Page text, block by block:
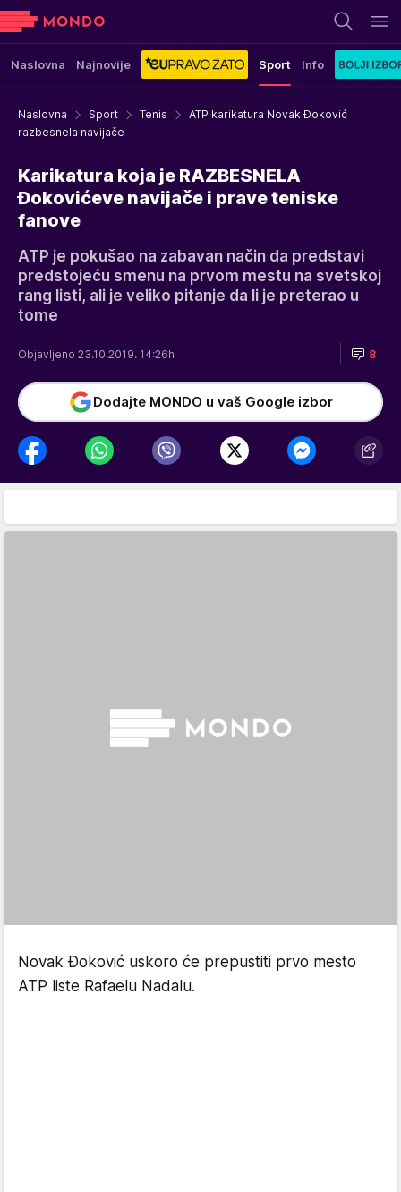
Naslovna Najnovije Sport Info
Naslovna Sport Tenis
ATP karikatura Novak Đoković
razbesnela navijače
Karikatura koja je RAZBESNELA
Đokovićeve navijače i prave teniske
fanove
ATP je pokušao na zabavan način da predstavi
predstojeću smenu na prvom mestu na svetskoj
rang listi, ali je veliko pitanje da li je preterao u
tome
Objavljeno 23.10.2019. 14:26h 8
Dodajte MONDO u vaš Google izbor
Novak Đoković uskoro će prepustiti prvo mesto
ATP liste Rafaelu Nadalu.